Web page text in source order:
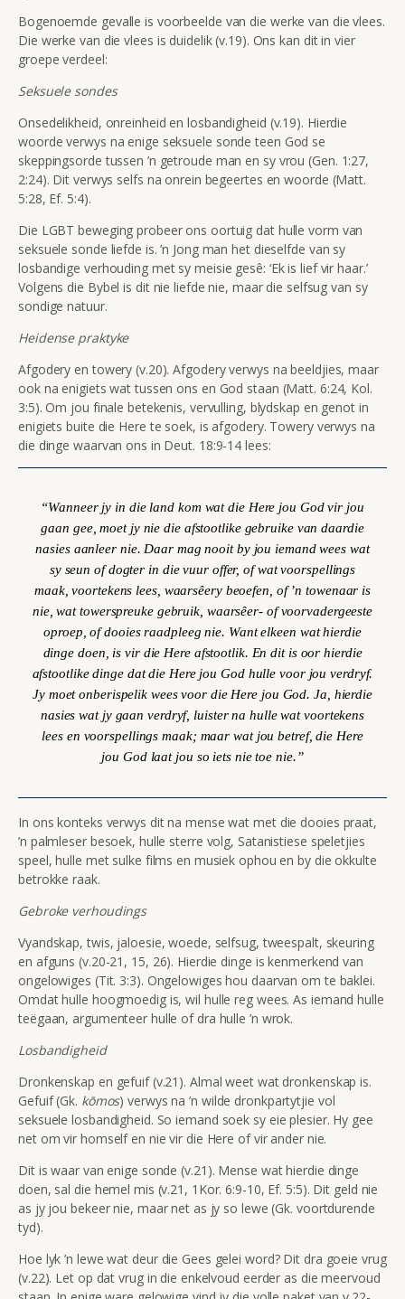
Bogenoemde gevalle is voorbeelde van die werke van die vlees.
Die werke van die vlees is duidelik (v.19). Ons kan dit in vier
groepe verdeel:
Seksuele sondes
Onsedelikheid, onreinheid en losbandigheid (v.19). Hierdie
woorde verwys na enige seksuele sonde teen God se
skeppingsorde tussen ’n getroude man en sy vrou (Gen. 1:27,
2:24). Dit verwys selfs na onrein begeertes en woorde (Matt.
5:28, Ef. 5:4).
Die LGBT beweging probeer ons oortuig dat hulle vorm van
seksuele sonde liefde is. ’n Jong man het dieselfde van sy
losbandige verhouding met sy meisie gesê: ‘Ek is lief vir haar.’
Volgens die Bybel is dit nie liefde nie, maar die selfsug van sy
sondige natuur.
Heidense praktyke
Afgodery en towery (v.20). Afgodery verwys na beeldjies, maar
ook na enigiets wat tussen ons en God staan (Matt. 6:24, Kol.
3:5). Om jou finale betekenis, vervulling, blydskap en genot in
enigiets buite die Here te soek, is afgodery. Towery verwys na
die dinge waarvan ons in Deut. 18:9-14 lees:
“Wanneer jy in die land kom wat die Here jou God vir jou
gaan gee, moet jy nie die afstootlike gebruike van daardie
nasies aanleer nie. Daar mag nooit by jou iemand wees wat
sy seun of dogter in die vuur offer, of wat voorspellings
maak, voortekens lees, waarsêery beoefen, of ’n towenaar is
nie, wat towerspreuke gebruik, waarsêer- of voorvadergeeste
oproep, of dooies raadpleeg nie. Want elkeen wat hierdie
dinge doen, is vir die Here afstootlik. En dit is oor hierdie
afstootlike dinge dat die Here jou God hulle voor jou verdryf.
Jy moet onberispelik wees voor die Here jou God. Ja, hierdie
nasies wat jy gaan verdryf, luister na hulle wat voortekens
lees en voorspellings maak; maar wat jou betref, die Here
jou God laat jou so iets nie toe nie.”
In ons konteks verwys dit na mense wat met die dooies praat,
’n palmleser besoek, hulle sterre volg, Satanistiese speletjies
speel, hulle met sulke films en musiek ophou en by die okkulte
betrokke raak.
Gebroke verhoudings
Vyandskap, twis, jaloesie, woede, selfsug, tweespalt, skeuring
en afguns (v.20-21, 15, 26). Hierdie dinge is kenmerkend van
ongelowiges (Tit. 3:3). Ongelowiges hou daarvan om te baklei.
Omdat hulle hoogmoedig is, wil hulle reg wees. As iemand hulle
teëgaan, argumenteer hulle of dra hulle ’n wrok.
Losbandigheid
Dronkenskap en gefuif (v.21). Almal weet wat dronkenskap is.
Gefuif (Gk. kōmos) verwys na ’n wilde dronkpartytjie vol
seksuele losbandigheid. So iemand soek sy eie plesier. Hy gee
net om vir homself en nie vir die Here of vir ander nie.
Dit is waar van enige sonde (v.21). Mense wat hierdie dinge
doen, sal die hemel mis (v.21, 1Kor. 6:9-10, Ef. 5:5). Dit geld nie
as jy jou bekeer nie, maar net as jy so lewe (Gk. voortdurende
tyd).
Hoe lyk ’n lewe wat deur die Gees gelei word? Dit dra goeie vrug
(v.22). Let op dat vrug in die enkelvoud eerder as die meervoud